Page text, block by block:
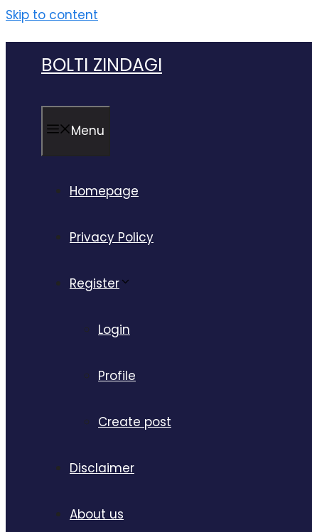
Skip to content
BOLTI ZINDAGI
Menu
Homepage
Privacy Policy
Register
Login
Profile
Create post
Disclaimer
About us